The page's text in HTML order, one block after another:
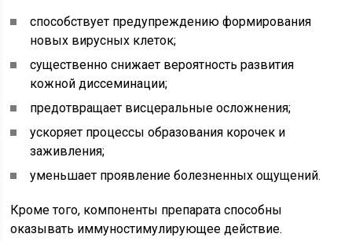
способствует предупреждению формирования
новых вирусных клеток;
существенно снижает вероятность развития
кожной диссеминации;
предотвращает висцеральные осложнения;
ускоряет процессы образования корочек и
заживления;
уменьшает проявление болезненных ощущений.
Кроме того, компоненты препарата способны
оказывать иммуностимулирующее действие.